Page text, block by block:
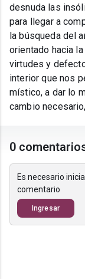
desnuda las
para llegar a
la búsqueda del
orientado hacia
virtudes y
interior que nos
místico, a dar lo
cambio
0
Es necesario
comentario
Ingresar